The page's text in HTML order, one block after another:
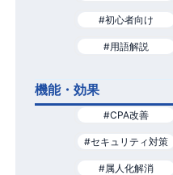
#初心者向け
#用語解説
機能・効果
#CPA改善
#セキュリティ対策
#属人化解消